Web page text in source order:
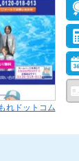
おすすめの
県の西部地
。
れドットコム